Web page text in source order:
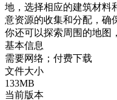
地，选择相应的建筑材料
意资源的收集和分配，确
你还可以探索周围的地图
基本信息
需要网络；付费下载
文件大小
133MB
当前版本